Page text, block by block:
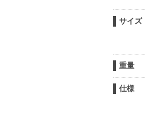
サイズ
重量
仕様